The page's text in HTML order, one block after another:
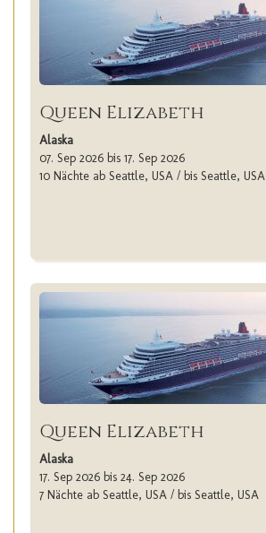
Queen Elizabeth
Alaska
07. Sep 2026 bis 17. Sep 2026
10 Nächte ab Seattle, USA / bis Seattle, USA
Queen Elizabeth
Alaska
17. Sep 2026 bis 24. Sep 2026
7 Nächte ab Seattle, USA / bis Seattle, USA